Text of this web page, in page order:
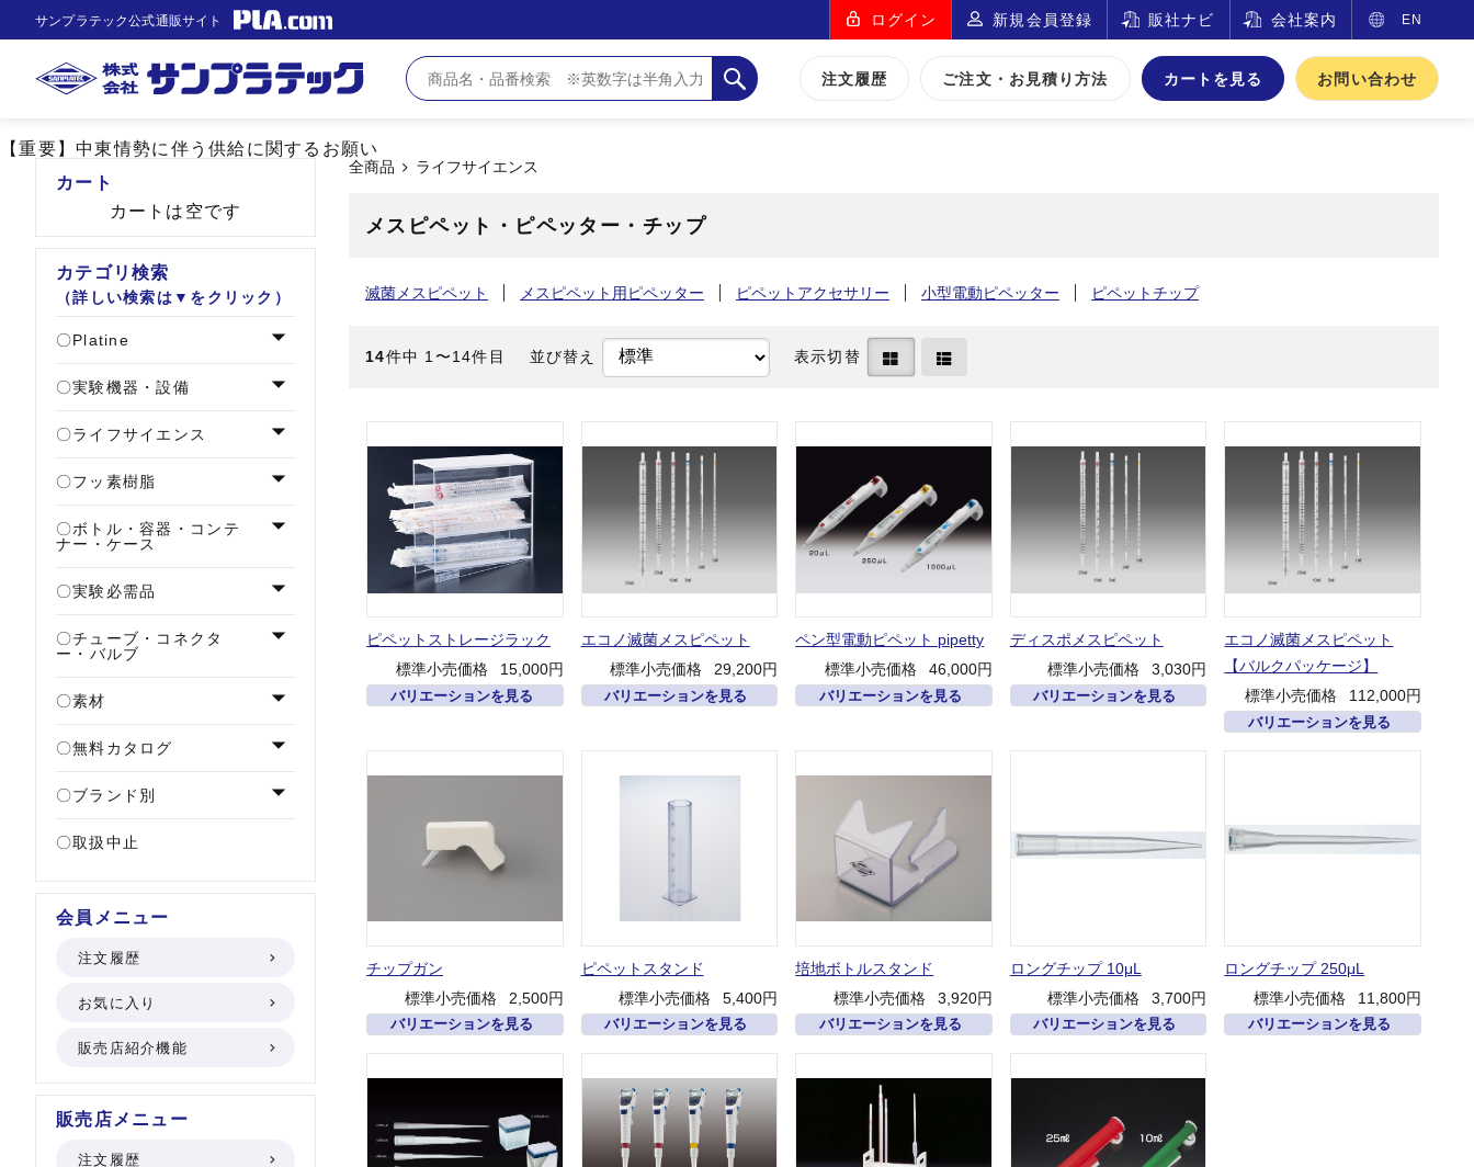
【重要】中東情勢に伴う供給に関するお願い
サンプラテック公式通販サイト ログイン 新規会員登録 販社ナビ 会社案内 EN
注文履歴 ご注文・お見積り方法 カートを見る お問い合わせ
全商品 ライフサイエンス
メスピペット・ピペッター・チップ
滅菌メスピペット メスピペット用ピペッター ピペットアクセサリー 小型電動ピペッター ピペットチップ
14件中 1〜14件目 並び替え 表示切替
ピペットストレージラック
標準小売価格
15,000円
バリエーションを見る
エコノ滅菌メスピペット
標準小売価格
29,200円
バリエーションを見る
ペン型電動ピペット pipetty
標準小売価格
46,000円
バリエーションを見る
ディスポメスピペット
標準小売価格
3,030円
バリエーションを見る
エコノ滅菌メスピペット
【バルクパッケージ】
標準小売価格
112,000円
バリエーションを見る
チップガン
標準小売価格
2,500円
バリエーションを見る
ピペットスタンド
標準小売価格
5,400円
バリエーションを見る
培地ボトルスタンド
標準小売価格
3,920円
バリエーションを見る
ロングチップ 10μL
標準小売価格
3,700円
バリエーションを見る
ロングチップ 250μL
標準小売価格
11,800円
バリエーションを見る
カート
カートは空です
カテゴリ検索
（詳しい検索は▼をクリック）
Platine
実験機器・設備
ライフサイエンス
フッ素樹脂
ボトル・容器・コンテ
ナー・ケース
実験必需品
チューブ・コネクタ
ー・バルブ
素材
無料カタログ
ブランド別
取扱中止
会員メニュー
注文履歴
お気に入り
販売店紹介機能
販売店メニュー
注文履歴